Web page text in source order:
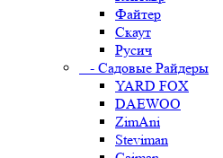
Файтер
Скаут
Русич
- Садовые Райдеры
YARD FOX
DAEWOO
ZimAni
Steviman